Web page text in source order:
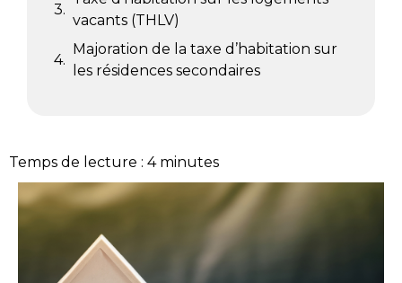
vacants (THLV)
Majoration de la taxe d’habitation sur
les résidences secondaires
Temps de lecture : 4 minutes